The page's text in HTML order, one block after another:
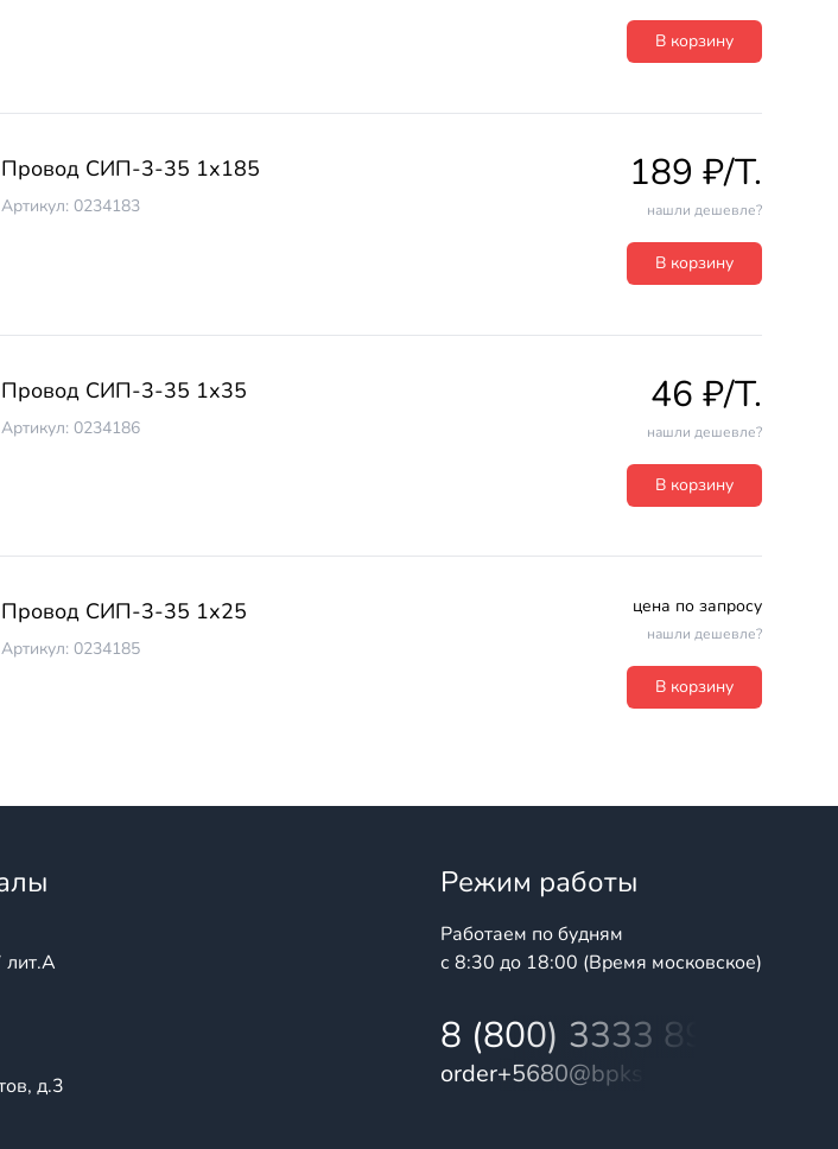
В корзину
Провод СИП-3-35 1х185
Артикул: 0234183
189 ₽/T.
нашли дешевле?
В корзину
Провод СИП-3-35 1х35
Артикул: 0234186
46 ₽/T.
нашли дешевле?
В корзину
Провод СИП-3-35 1х25
Артикул: 0234185
цена по запросу
нашли дешевле?
В корзину
лит.А
д.3
Режим работы
Работаем по будням
с 8:30 до 18:00 (Время московское)
8 (800) 3333 899
order+5680@bpks.ru